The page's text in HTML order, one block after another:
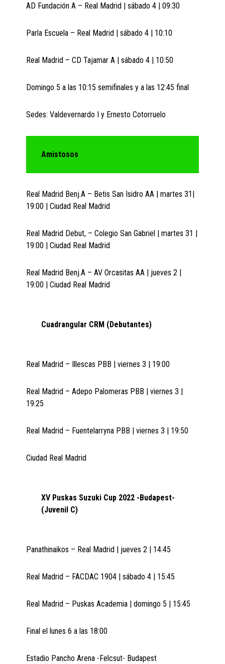
AD Fundación A – Real Madrid | sábado 4 | 09:30
Parla Escuela – Real Madrid | sábado 4 | 10:10
Real Madrid – CD Tajamar A | sábado 4 | 10:50
Domingo 5 a las 10:15 semifinales y a las 12:45 final
Sedes: Valdevernardo I y Ernesto Cotorruelo
Amistosos
Real Madrid Benj.A – Betis San Isidro AA | martes 31|
19:00 | Ciudad Real Madrid
Real Madrid Debut, – Colegio San Gabriel | martes 31 |
19:00 | Ciudad Real Madrid
Real Madrid Benj.A – AV Orcasitas AA | jueves 2 |
19:00 | Ciudad Real Madrid
Cuadrangular CRM (Debutantes)
Real Madrid – Illescas PBB | viernes 3 | 19:00
Real Madrid – Adepo Palomeras PBB | viernes 3 |
19:25
Real Madrid – Fuentelarryna PBB | viernes 3 | 19:50
Ciudad Real Madrid
XV Puskas Suzuki Cup 2022 -Budapest-
(Juvenil C)
Panathinaikos – Real Madrid | jueves 2 | 14:45
Real Madrid – FACDAC 1904 | sábado 4 | 15:45
Real Madrid – Puskas Academia | domingo 5 | 15:45
Final el lunes 6 a las 18:00
Estadio Pancho Arena -Felcsut- Budapest